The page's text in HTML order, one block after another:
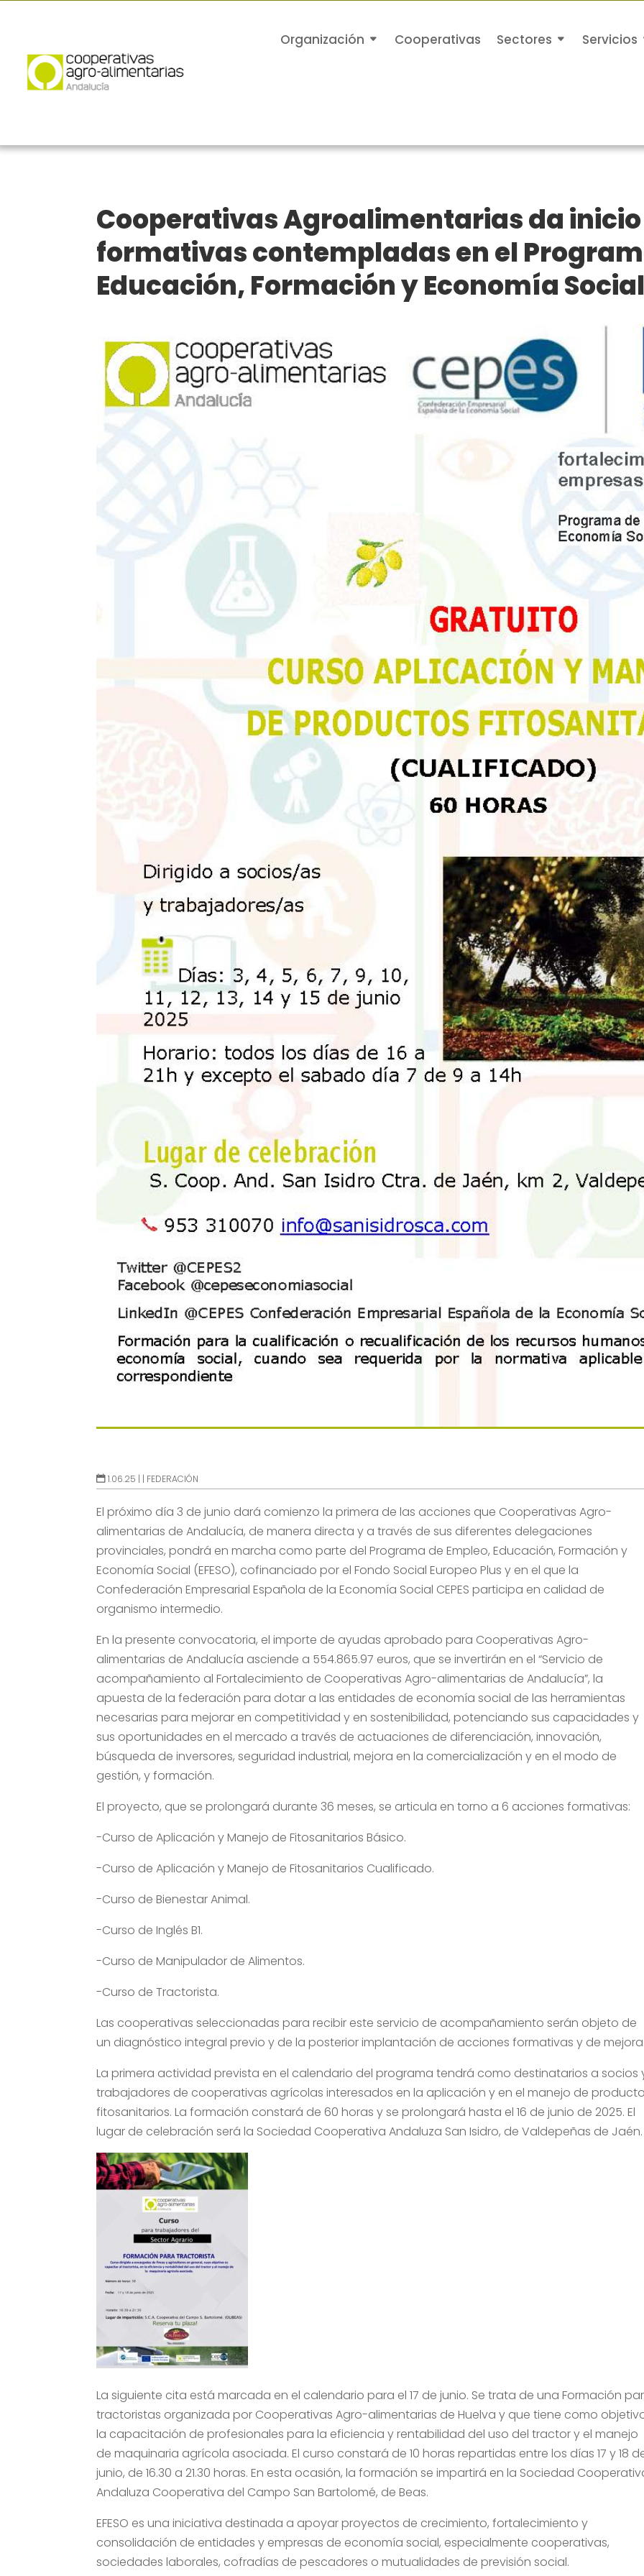
Organización Cooperativas Sectores Servicios
Cooperativas Agroalimentarias da
formativas contempladas en el
Educación, Formación y Economía Social
1.06.25 | | FEDERACIÓN
El próximo día 3 de junio dará comienzo la primera de las acciones que Cooperativas Agro-
alimentarias de Andalucía, de manera directa y a través de sus diferentes delegaciones
provinciales, pondrá en marcha como parte del Programa de Empleo, Educación, Formación y
Economía Social (EFESO), cofinanciado por el Fondo Social Europeo Plus y en el que la
Confederación Empresarial Española de la Economía Social CEPES participa en calidad de
organismo intermedio.
En la presente convocatoria, el importe de ayudas aprobado para Cooperativas Agro-
alimentarias de Andalucía asciende a 554.865.97 euros, que se invertirán en el “Servicio de
acompañamiento al Fortalecimiento de Cooperativas Agro-alimentarias de Andalucía”, la
apuesta de la federación para dotar a las entidades de economía social de las herramientas
necesarias para mejorar en competitividad y en sostenibilidad, potenciando sus capacidades y
sus oportunidades en el mercado a través de actuaciones de diferenciación, innovación,
búsqueda de inversores, seguridad industrial, mejora en la comercialización y en el modo de
gestión, y formación.
El proyecto, que se prolongará durante 36 meses, se articula en torno a 6 acciones formativas:
-Curso de Aplicación y Manejo de Fitosanitarios Básico.
-Curso de Aplicación y Manejo de Fitosanitarios Cualificado.
-Curso de Bienestar Animal.
-Curso de Inglés B1.
-Curso de Manipulador de Alimentos.
-Curso de Tractorista.
Las cooperativas seleccionadas para recibir este servicio de acompañamiento serán objeto de
un diagnóstico integral previo y de la posterior implantación de acciones formativas y de mejora.
La primera actividad prevista en el calendario del programa tendrá como destinatarios a socios
trabajadores de cooperativas agrícolas interesados en la aplicación y en el manejo de
fitosanitarios. La formación constará de 60 horas y se prolongará hasta el 16 de junio de 2025. El
lugar de celebración será la Sociedad Cooperativa Andaluza San Isidro, de Valdepeñas de Jaén.
La siguiente cita está marcada en el calendario para el 17 de junio. Se trata de una Formación
tractoristas organizada por Cooperativas Agro-alimentarias de Huelva y que tiene como
la capacitación de profesionales para la eficiencia y rentabilidad del uso del tractor y el manejo
de maquinaria agrícola asociada. El curso constará de 10 horas repartidas entre los días 17 y 18
junio, de 16.30 a 21.30 horas. En esta ocasión, la formación se impartirá en la Sociedad
Andaluza Cooperativa del Campo San Bartolomé, de Beas.
EFESO es una iniciativa destinada a apoyar proyectos de crecimiento, fortalecimiento y
consolidación de entidades y empresas de economía social, especialmente cooperativas,
sociedades laborales, cofradías de pescadores o mutualidades de previsión social.